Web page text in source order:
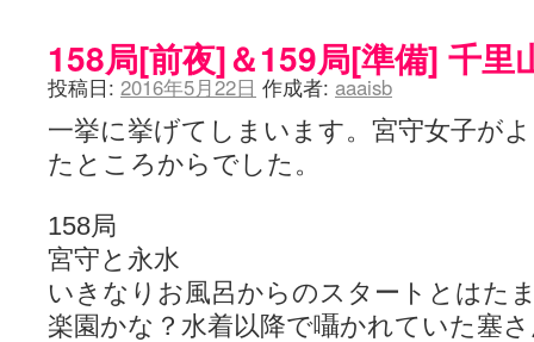
158局[前夜]＆159局[準備] 千里
投稿日: 2016年5月22日 作成者: aaaisb
一挙に挙げてしまいます。宮守女子が
たところからでした。
158局
宮守と永水
いきなりお風呂からのスタートとはた
楽園かな？水着以降で囁かれていた塞